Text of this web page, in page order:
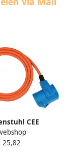
CEE
| IP44 | voor
| 3m |
25,82